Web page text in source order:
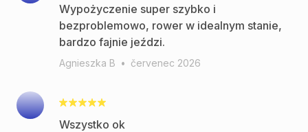
Wypożyczenie super szybko i
bezproblemowo, rower w idealnym stanie,
bardzo fajnie jeździ.
Agnieszka B • červenec 2026
Wszystko ok